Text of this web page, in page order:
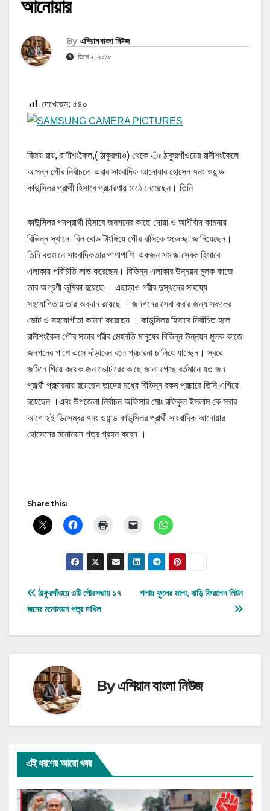
আনোয়ার
By এশিয়ান বাংলা নিউজ
ডিসে ২, ২০১৫
দেখেছেন: ৫৪০
বিজয় রায়, রাণীশংকৈল,( ঠাকুরগাও) থেকে ঃ ঠাকুরগাঁওয়ের রানীশংকৈলে
আসন্ন পৌর নির্বাচনে এবার সাংবাদিক আনোয়ার হোসেন ৭নং ওয়ান্ড
কাউন্সিলর প্রার্থী হিসাবে প্রচারণায় মাঠে নেমেছেন। তিনি
কাউন্সিলর পদপ্রার্থী হিসাবে জনগনের কাছে দোয়া ও আশীর্বাদ কামনায়
বিভিন্ন স্থানে বিল বোড টাংঙ্গিয়ে পৌর বাসিকে শুভেচ্ছা জানিয়েছেন।
তিনি বতমানে সাংবাদিকতার পাশাপাশি একজন সমাজ সেবক হিসাবে
এলাকায় পরিচিতি লাভ করেছেন। বিভিন্ন এলাকার উন্নয়ন মুলক কাজে
তার অগ্রণী ভুমিকা রয়েছে । এছাড়াও গরীব দুস্থদের সাহায্য
সহযোগিতায় তার অবদান রয়েছে । জনগনের সেবা করার জন্য সকলের
ভোট ও সহযোগীতা কামনা করেছেন । কাউন্সিলর হিসাবে নির্বাচিত হলে
রানীশংকৈল পৌর সভার গরীব মেহনতি মানুষের বিভিন্ন উন্নয়ন মুলক কাজে
জনগনের পাশে এসে দাঁড়াবেন বলে প্রচারনা চালিয়ে যাচ্ছেন। স্বরে
জমিনে গিয়ে কয়েক জন ভোটারের কাছে জানা গেছে বর্তমানে যত জন
প্রার্থী প্রচারনায় রয়েছেন তাদের মধ্যে বিভিন্ন রকম প্রচারে তিনি এগিয়ে
রয়েছেন ।এবং উপজেলা নির্বাচন অফিসার মোঃ রফিকুল ইসলাম কে সবার
আগে ২ই ডিসেম্বর ৭নং ওয়ান্ড কাউন্সিলর প্রার্থী সাংবাদিক আনোয়ার
হোসেনের মনোনয়ন পত্র গ্রহন করেন ।
Share this:
Post
navigation
গলায় ফুলের মালা, বাড়ি ফিরলেন লিটন
ঠাকুরগাঁওয়ে ৩টি পৌরসভায় ১৭
জনের মনোনয়ন পত্র দাখিল
Byএশিয়ান বাংলা নিউজ
এই ধরণের আরো খবর